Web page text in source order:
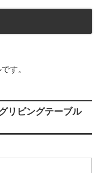
す。
リビングテーブル